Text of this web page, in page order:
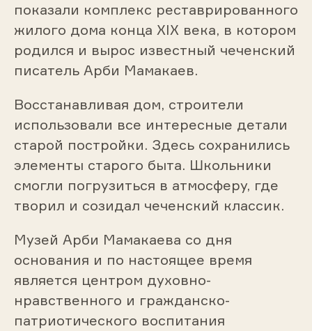
показали комплекс реставрированного
жилого дома конца ХIХ века, в котором
родился и вырос известный чеченский
писатель Арби Мамакаев.
Восстанавливая дом, строители
использовали все интересные детали
старой постройки. Здесь сохранились
элементы старого быта. Школьники
смогли погрузиться в атмосферу, где
творил и созидал чеченский классик.
Музей Арби Мамакаева со дня
основания и по настоящее время
является центром духовно-
нравственного и гражданско-
патриотического воспитания